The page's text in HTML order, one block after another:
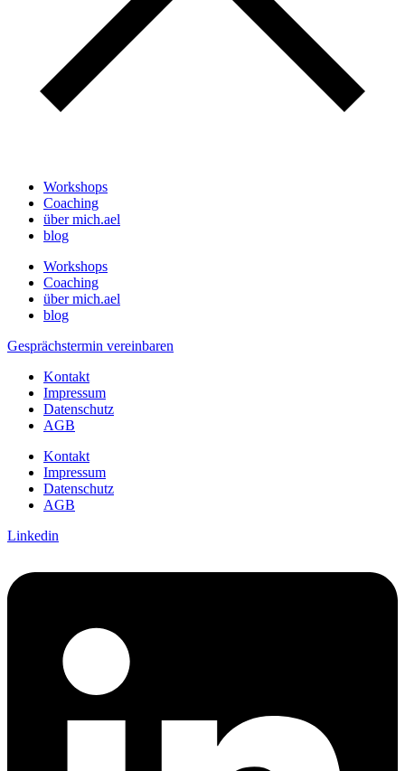
Workshops
Coaching
über mich.ael
blog
Workshops
Coaching
über mich.ael
blog
Gesprächstermin vereinbaren
Kontakt
Impressum
Datenschutz
AGB
Kontakt
Impressum
Datenschutz
AGB
Linkedin